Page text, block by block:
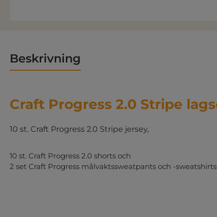
Beskrivning
Craft Progress 2.0 Stripe
10 st. Craft Progress 2.0 Stripe jersey,
10 st. Craft Progress 2.0 shorts och
2 set Craft Progress målvaktssweatpants och -sweatshirts